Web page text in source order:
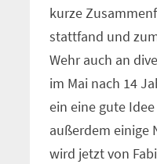
kurze
stattfand und
Wehr auch an
im Mai nach 14
ein eine gute
außerdem einige
wird jetzt von